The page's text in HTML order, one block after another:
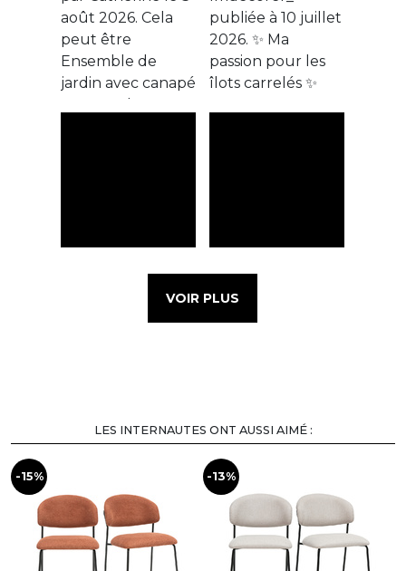
VOIR PLUS
LES INTERNAUTES ONT AUSSI AIMÉ :
-15% -13%